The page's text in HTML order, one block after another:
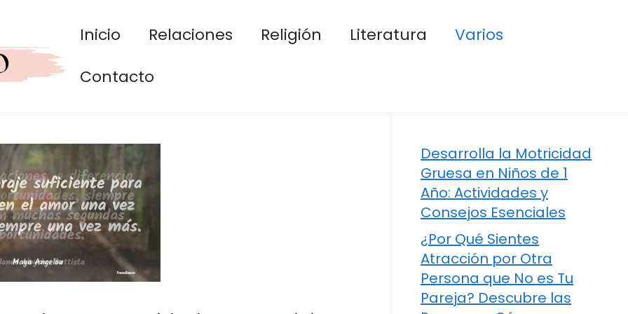
Inicio Relaciones Religión Literatura
Varios
Contacto
Desarrolla la Motricidad
Gruesa en Niños de 1
Año: Actividades y
Consejos Esenciales
¿Por Qué Sientes
Atracción por Otra
Persona que No es Tu
Pareja? Descubre las